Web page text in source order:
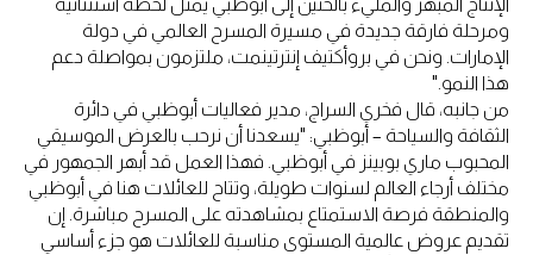
الإنتاج المبهر والمليء بالحنين إلى أبوظبي يمثل لحظة استثنائية
ومرحلة فارقة جديدة في مسيرة المسرح العالمي في دولة
الإمارات. ونحن في بروأكتيف إنترتينمت، ملتزمون بمواصلة دعم
هذا النمو."
من جانبه، قال فخري السراج، مدير فعاليات أبوظبي في دائرة
الثقافة والسياحة – أبوظبي: "يسعدنا أن نرحب بالعرض الموسيقي
المحبوب ماري بوبينز في أبوظبي. فهذا العمل قد أبهر الجمهور في
مختلف أرجاء العالم لسنوات طويلة، وتتاح للعائلات هنا في أبوظبي
والمنطقة فرصة الاستمتاع بمشاهدته على المسرح مباشرة. إن
تقديم عروض عالمية المستوى مناسبة للعائلات هو جزء أساسي